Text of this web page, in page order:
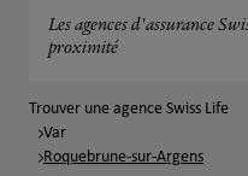
Les agences d'assurance
proximité
Trouver une agence Swiss Life
Var
Roquebrune-sur-Argens